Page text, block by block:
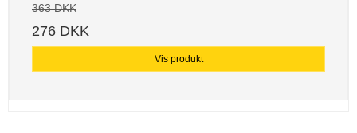
363 DKK
276 DKK
Vis produkt